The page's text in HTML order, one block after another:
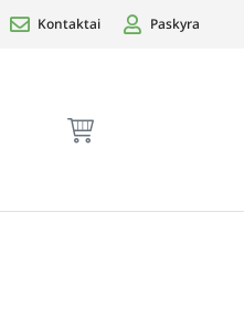
Kontaktai Paskyra